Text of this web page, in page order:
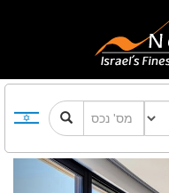
Previous